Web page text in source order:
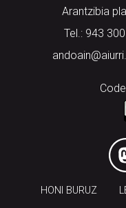
Arantzibia
Tel.: 943
HONI BURUZ